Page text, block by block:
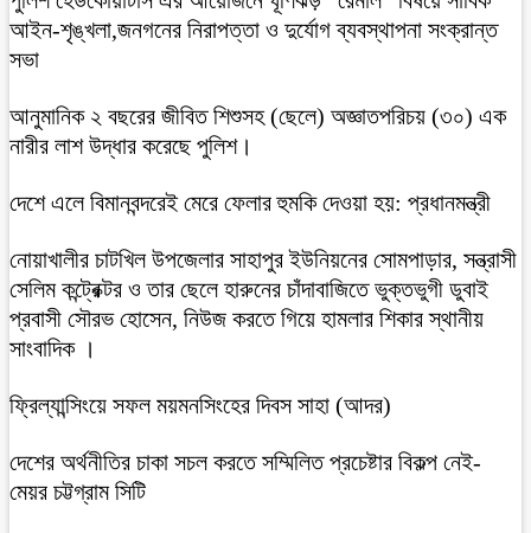
আইন-শৃঙ্খলা,জনগনের নিরাপত্তা ও দুর্যোগ ব্যবস্থাপনা সংক্রান্ত
সভা
আনুমানিক ২ বছরের জীবিত শিশুসহ (ছেলে) অজ্ঞাতপরিচয় (৩০) এক
নারীর লাশ উদ্ধার করেছে পুলিশ।
দেশে এলে বিমানবন্দরেই মেরে ফেলার হুমকি দেওয়া হয়: প্রধানমন্ত্রী
নোয়াখালীর চাটখিল উপজেলার সাহাপুর ইউনিয়নের সোমপাড়ার, সন্ত্রাসী
সেলিম কন্ট্রেক্টর ও তার ছেলে হারুনের চাঁদাবাজিতে ভুক্তভুগী ডুবাই
প্রবাসী সৌরভ হোসেন, নিউজ করতে গিয়ে হামলার শিকার স্থানীয়
সাংবাদিক ।
ফ্রিল্যান্সিংয়ে সফল ময়মনসিংহের দিবস সাহা (আদর)
দেশের অর্থনীতির চাকা সচল করতে সম্মিলিত প্রচেষ্টার বিকল্প নেই-
মেয়র চট্টগ্রাম সিটি